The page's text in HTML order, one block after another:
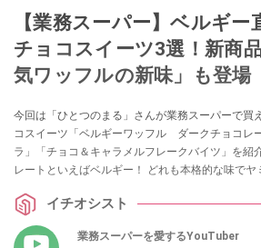
【業務スーパー】ベルギー
チョコスイーツ3選！新商
気ワッフルの新味」も登場
今回は「ひとつのまる」さんが業務スーパーで買
コスイーツ「ベルギーワッフル ダークチョコレ
ラ」「チョコ＆キャラメルフレークバイツ」を紹
レートといえばベルギー！ どれも本格的な味でヤ
アップしていますので、ぜひ参考にしてみてくだ
イチオシスト
業務スーパーを愛するYouTuber